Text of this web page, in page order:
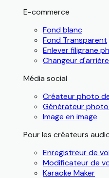
E-commerce
Fond blanc
Fond Transparent
Enlever filigrane
Changeur
Média social
Créateur photo
Générateur
Image en image
Pour les créateurs
Enregistreur de
Modificateur de
Karaoke Maker